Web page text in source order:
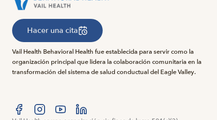
Hacer una cita
Vail Health Behavioral Health fue establecida para servir como la
organización principal que lidera la colaboración comunitaria en la
transformación del sistema de salud conductual del Eagle Valley.